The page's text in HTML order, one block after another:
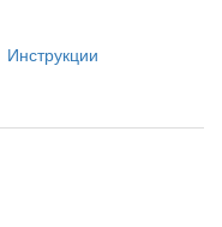
Инструкции